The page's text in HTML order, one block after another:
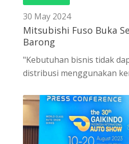
30 May 2024
Mitsubishi Fuso Buka
Barong
"Kebutuhan bisnis tidak
distribusi menggunakan